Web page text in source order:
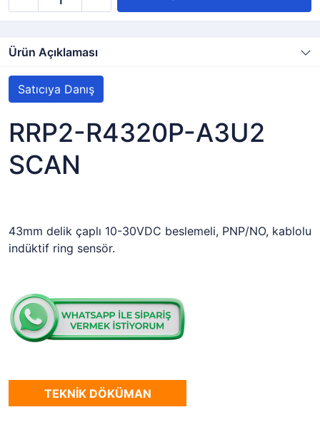
Ürün Açıklaması
Satıcıya Danış
RRP2-R4320P-A3U2
SCAN
43mm delik çaplı 10-30VDC beslemeli, PNP/NO, kablolu
indüktif ring sensör.
TEKNİK DÖKÜMAN